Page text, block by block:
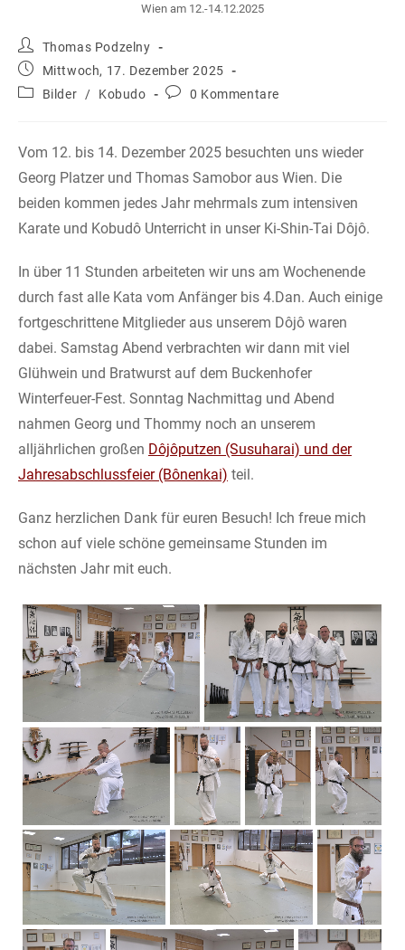
Wien am 12.-14.12.2025
Beitrags-
Autor:
Thomas Podzelny
Beitrag
veröffentlicht:
Mittwoch, 17. Dezember 2025
Beitrags-
Bilder / Kobudo
Beitrags-
0 Kommentare
Vom 12. bis 14. Dezember 2025 besuchten uns wieder
Georg Platzer und Thomas Samobor aus Wien. Die
beiden kommen jedes Jahr mehrmals zum intensiven
Karate und Kobudô Unterricht in unser Ki-Shin-Tai Dôjô.
In über 11 Stunden arbeiteten wir uns am Wochenende
durch fast alle Kata vom Anfänger bis 4.Dan. Auch einige
fortgeschrittene Mitglieder aus unserem Dôjô waren
dabei. Samstag Abend verbrachten wir dann mit viel
Glühwein und Bratwurst auf dem Buckenhofer
Winterfeuer-Fest. Sonntag Nachmittag und Abend
nahmen Georg und Thommy noch an unserem
alljährlichen großen Dôjôputzen (Susuharai) und der
Jahresabschlussfeier (Bônenkai) teil.
Ganz herzlichen Dank für euren Besuch! Ich freue mich
schon auf viele schöne gemeinsame Stunden im
nächsten Jahr mit euch.